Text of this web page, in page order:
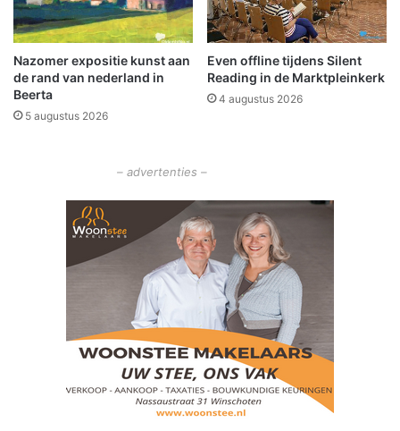
e
s
t
e
g
e
n
Nazomer expositie kunst aan
de rand van nederland in
Beerta
5 augustus 2026
Even offline tijdens Silent
Reading in de Marktpleinkerk
4 augustus 2026
– advertenties –